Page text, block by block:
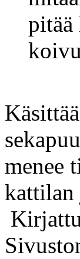
pitää
menee
kattilan
Kirjattu